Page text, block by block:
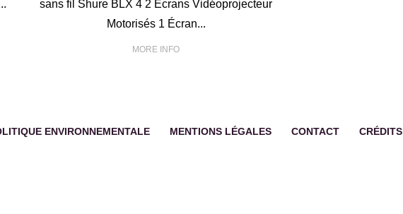
sans fil Shure BLX 4 2 Ecrans Vidéoprojecteur
Motorisés 1 Écran...
MORE INFO
ENVIRONNEMENTALE MENTIONS LÉGALES CONTACT CRÉDITS